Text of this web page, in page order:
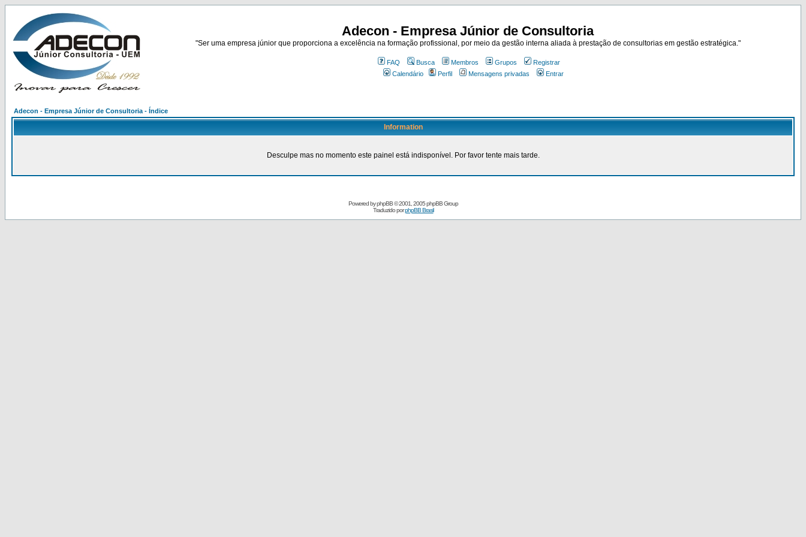
Adecon - Empresa Júnior de Consultoria
"Ser uma empresa júnior que proporciona a excelência na formação profissional, por meio da gestão interna aliada à prestação de consultorias em gestão estratégica."
FAQ Busca Membros Grupos
Registrar
Calendário
Perfil Mensagens privadas Entrar
Adecon - Empresa Júnior de Consultoria - Índice
Information
Desculpe mas no momento este painel está indisponível. Por favor tente mais tarde.
Powered byphpBB© 2001, 2005 phpBB Group
Traduzido porphpBB Brasil